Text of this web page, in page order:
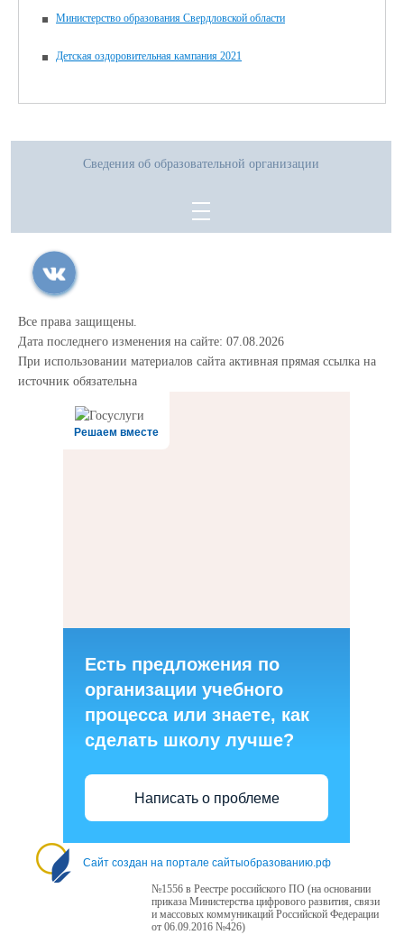
Министерство образования Свердловской области
Детская оздоровительная кампания 2021
Сведения об образовательной организации
Все права защищены.
Дата последнего изменения на сайте: 07.08.2026
При использовании материалов сайта активная прямая ссылка на
источник обязательна
Решаем вместе
Есть предложения по
организации учебного
процесса или знаете, как
сделать школу лучше?
Написать о проблеме
Сайт создан на портале сайтыобразованию.рф
№1556 в Реестре российского ПО (на основании
приказа Министерства цифрового развития, связи
и массовых коммуникаций Российской Федерации
от 06.09.2016 №426)